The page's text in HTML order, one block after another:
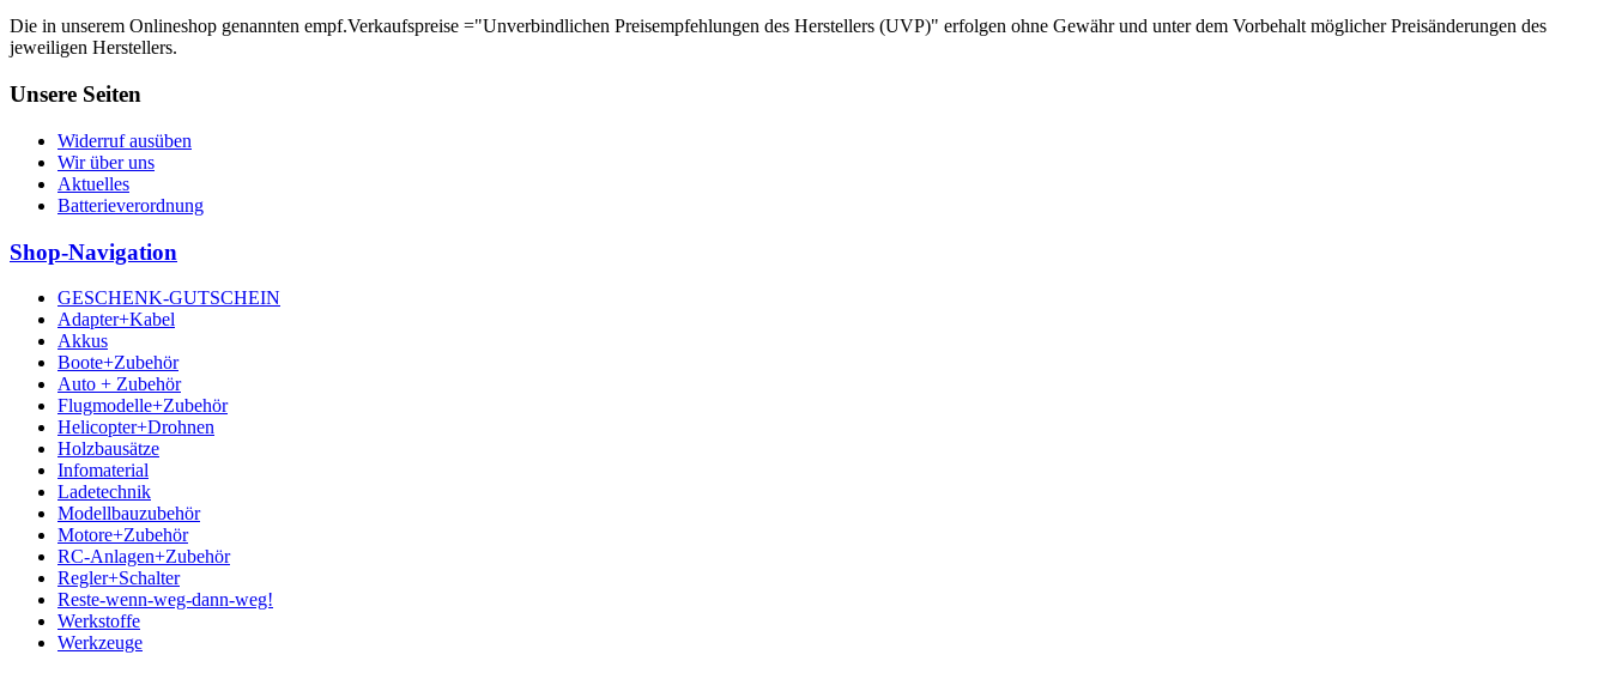
Die in unserem Onlineshop genannten empf.Verkaufspreise ="Unverbindlichen Preisempfehlungen des Herstellers (UVP)" erfolgen ohne Gewähr und unter dem Vorbehalt möglicher Preisänderungen des
jeweiligen Herstellers.
Unsere Seiten
Widerruf ausüben
Wir über uns
Aktuelles
Batterieverordnung
Shop-Navigation
GESCHENK-GUTSCHEIN
Adapter+Kabel
Akkus
Boote+Zubehör
Auto + Zubehör
Flugmodelle+Zubehör
Helicopter+Drohnen
Holzbausätze
Infomaterial
Ladetechnik
Modellbauzubehör
Motore+Zubehör
RC-Anlagen+Zubehör
Regler+Schalter
Reste-wenn-weg-dann-weg!
Werkstoffe
Werkzeuge